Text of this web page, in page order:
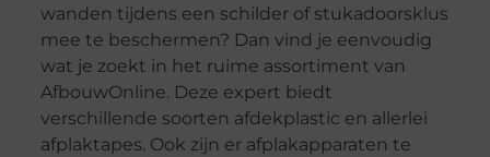
wanden tijdens een schilder of stukadoorsklus
mee te beschermen? Dan vind je eenvoudig
wat je zoekt in het ruime assortiment van
AfbouwOnline. Deze expert biedt
verschillende soorten afdekplastic en allerlei
afplaktapes. Ook zijn er afplakapparaten te